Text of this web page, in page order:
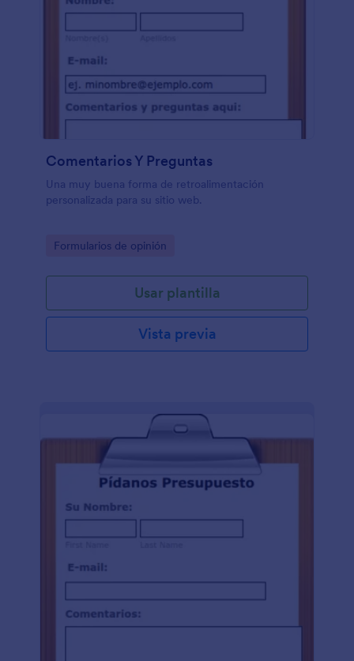
Comentarios Y Preguntas
Una muy buena forma de retroalimentación
personalizada para su sitio web.
Go to Category:
Formularios de opinión
Usar plantilla
Vista previa